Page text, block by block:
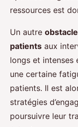
ressources est
Un autre obstacle
patients aux
longs et intenses
une certaine
patients. Il est
stratégies
poursuivre leur